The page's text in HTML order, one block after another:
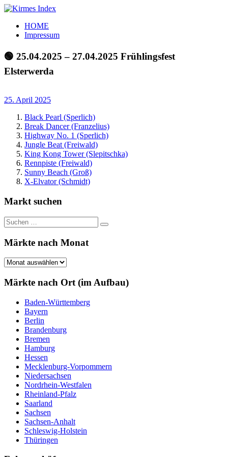
Zum
springen
Kirmes
Index
Tourpläne
der
letzten
Jahre
HOME
Impressum
🟢 25.04.2025 – 27.04.2025 Frühlingsfest
Elsterwerda
25. April 2025
Black Pearl (Sperlich)
Break Dancer (Franzelius)
Highway No. 1 (Sperlich)
Jungle Beat (Freiwald)
King Kong Tower (Slepitschka)
Rennpiste (Freiwald)
Sunny Beach (Groß)
X-Elvator (Schmidt)
Markt suchen
Suchen
nach:
Suchen
Märkte nach Monat
Märkte
Monat
Märkte nach Ort (im Aufbau)
Baden-Württemberg
Bayern
Berlin
Brandenburg
Bremen
Hamburg
Hessen
Mecklenburg-Vorpommern
Niedersachsen
Nordrhein-Westfalen
Rheinland-Pfalz
Saarland
Sachsen
Sachsen-Anhalt
Schleswig-Holstein
Thüringen